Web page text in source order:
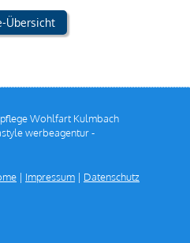
Übersicht
Wohlfart Kulmbach
werbeagentur -
| Impressum | Datenschutz